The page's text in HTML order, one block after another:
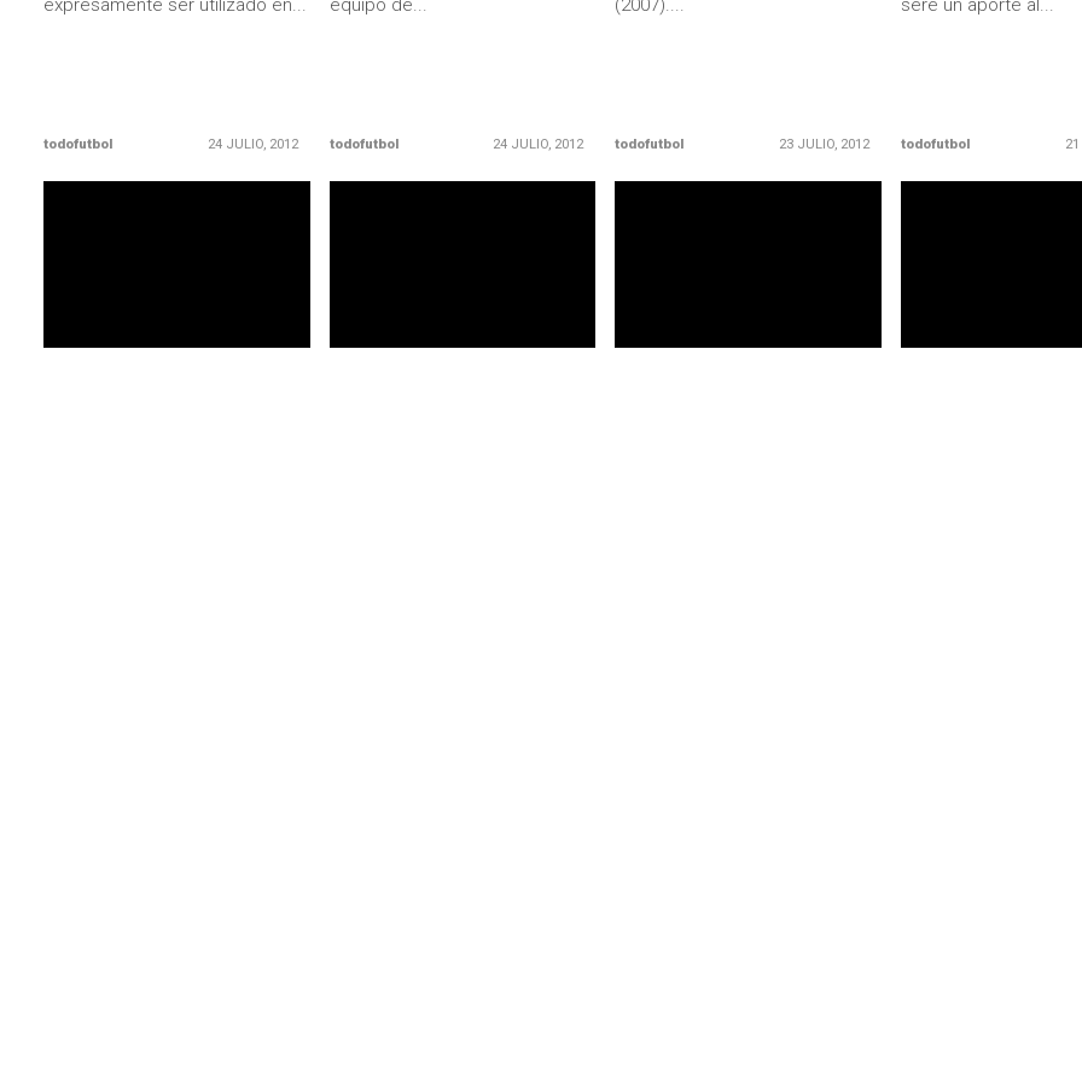
expresamente ser utilizado en...
todofutbol 24 JULIO, 2012
equipo de...
todofutbol 24 JULIO, 2012
(2007)....
todofutbol 23 JULIO, 2012
seré un aporte al...
todofutbol